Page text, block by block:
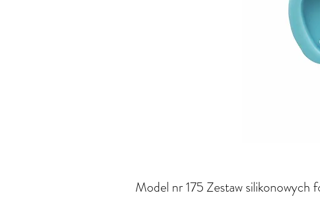
Model nr 175 Zestaw silikonowych